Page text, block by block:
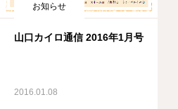
お知らせ
山口カイロ通信 2016年1月号
2016.01.08